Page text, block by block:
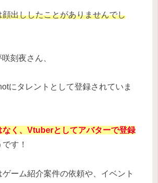
出ししたことがありませんでし
刻夜さん、
にタレントとして登録されていま
なく、Vtuberとしてアバターで登録
す！
ーム紹介案件の依頼や、イベント